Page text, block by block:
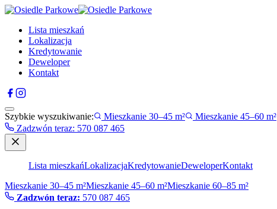
Lista mieszkań
Lokalizacja
Kredytowanie
Deweloper
Kontakt
Szybkie wyszukiwanie: Mieszkanie 30–45 m² Mieszkanie 45–60 m²
Zadzwón teraz: 570 087 465
Lista mieszkańLokalizacjaKredytowanieDeweloperKontakt
Mieszkanie 30–45 m²Mieszkanie 45–60 m²Mieszkanie 60–85 m²
Zadzwón teraz: 570 087 465